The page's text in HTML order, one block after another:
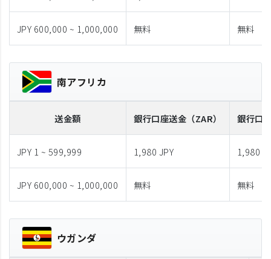
JPY 600,000 ~ 1,000,000 無料 無料
南アフリカ
送金額 銀行口座送金 （ZAR） 銀行口
JPY 1 ~ 599,999 1,980 JPY 1,980
JPY 600,000 ~ 1,000,000 無料 無料
ウガンダ